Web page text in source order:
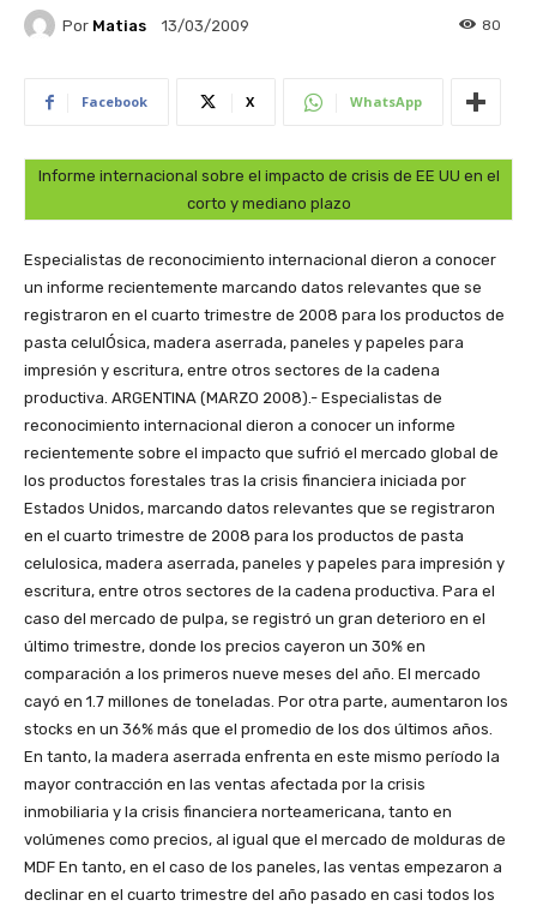
Por Matias 13/03/2009 80
Facebook X WhatsApp
Informe internacional sobre el impacto de crisis de EE UU en el
corto y mediano plazo
Especialistas de reconocimiento internacional dieron a conocer
un informe recientemente marcando datos relevantes que se
registraron en el cuarto trimestre de 2008 para los productos de
pasta celulÓsica, madera aserrada, paneles y papeles para
impresión y escritura, entre otros sectores de la cadena
productiva. ARGENTINA (MARZO 2008).- Especialistas de
reconocimiento internacional dieron a conocer un informe
recientemente sobre el impacto que sufrió el mercado global de
los productos forestales tras la crisis financiera iniciada por
Estados Unidos, marcando datos relevantes que se registraron
en el cuarto trimestre de 2008 para los productos de pasta
celulosica, madera aserrada, paneles y papeles para impresión y
escritura, entre otros sectores de la cadena productiva. Para el
caso del mercado de pulpa, se registró un gran deterioro en el
último trimestre, donde los precios cayeron un 30% en
comparación a los primeros nueve meses del año. El mercado
cayó en 1.7 millones de toneladas. Por otra parte, aumentaron los
stocks en un 36% más que el promedio de los dos últimos años.
En tanto, la madera aserrada enfrenta en este mismo período la
mayor contracción en las ventas afectada por la crisis
inmobiliaria y la crisis financiera norteamericana, tanto en
volúmenes como precios, al igual que el mercado de molduras de
MDF En tanto, en el caso de los paneles, las ventas empezaron a
declinar en el cuarto trimestre del año pasado en casi todos los